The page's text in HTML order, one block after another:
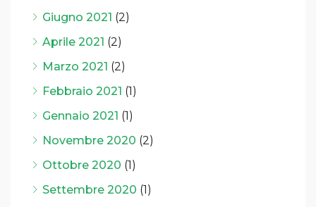
Giugno 2021 (2)
Aprile 2021 (2)
Marzo 2021 (2)
Febbraio 2021 (1)
Gennaio 2021 (1)
Novembre 2020 (2)
Ottobre 2020 (1)
Settembre 2020 (1)